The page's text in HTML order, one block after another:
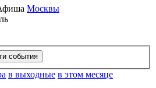
Москвы
в выходные в этом месяце